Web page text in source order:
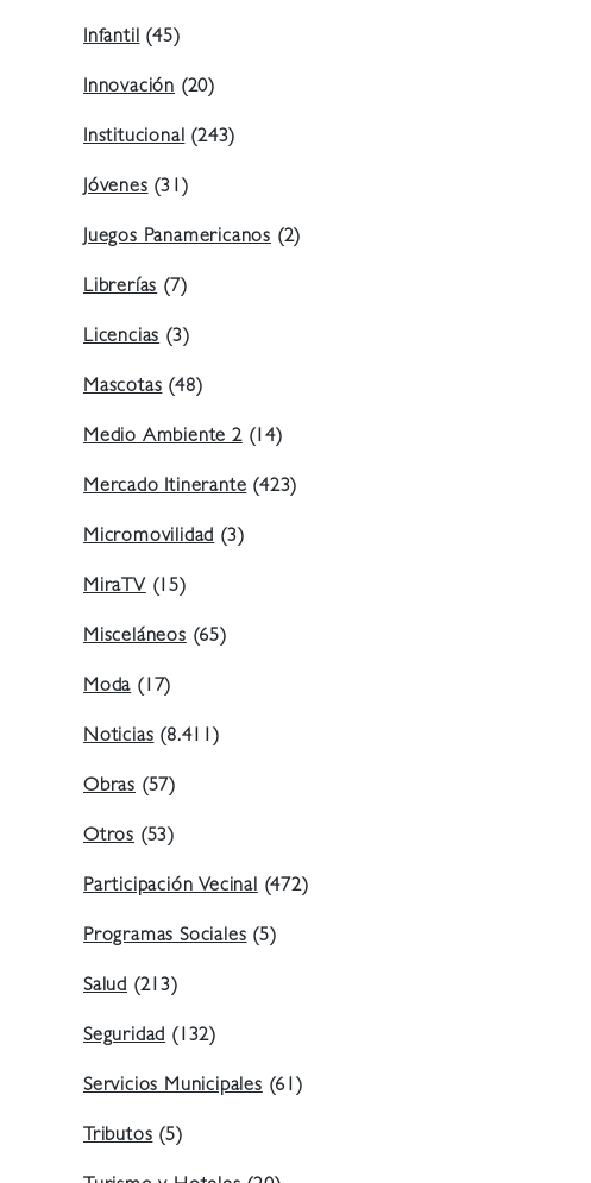
Infantil(45)
Innovación (20)
Institucional(243)
Jóvenes(31)
Juegos Panamericanos (2)
Librerías(7)
Licencias(3)
Mascotas(48)
Medio Ambiente 2(14)
Mercado Itinerante(423)
Micromovilidad(3)
MiraTV(15)
Misceláneos(65)
Moda(17)
Noticias(8.411)
Obras (57)
Otros (53)
Participación Vecinal(472)
Programas Sociales(5)
Salud (213)
Seguridad(132)
Servicios Municipales(61)
Tributos(5)